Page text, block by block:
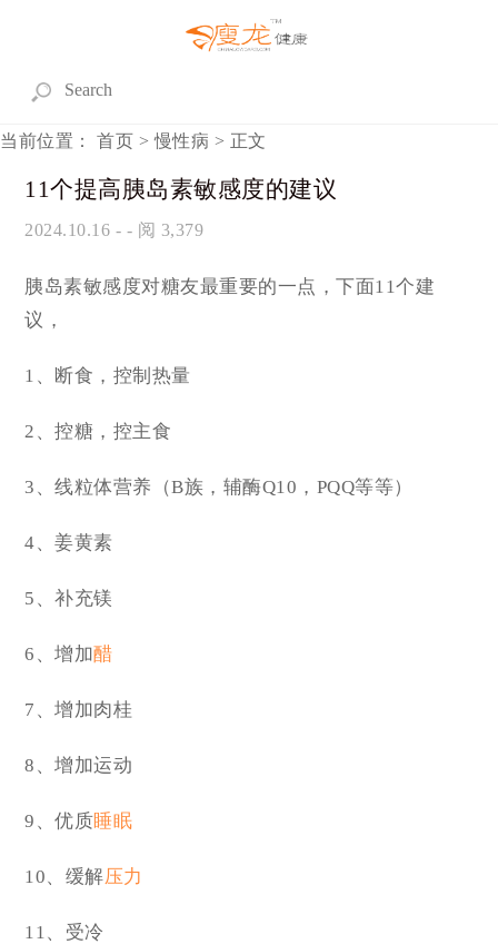
当前位置： 首页 >慢性病 > 正文
11个提高胰岛素敏感度的建议
2024.10.16 - - 阅 3,379
胰岛素敏感度对糖友最重要的一点，下面11个建
议，
1、断食，控制热量
2、控糖，控主食
3、线粒体营养（B族，辅酶Q10，PQQ等等）
4、姜黄素
5、补充镁
6、增加醋
7、增加肉桂
8、增加运动
9、优质睡眠
10、缓解压力
11、受冷